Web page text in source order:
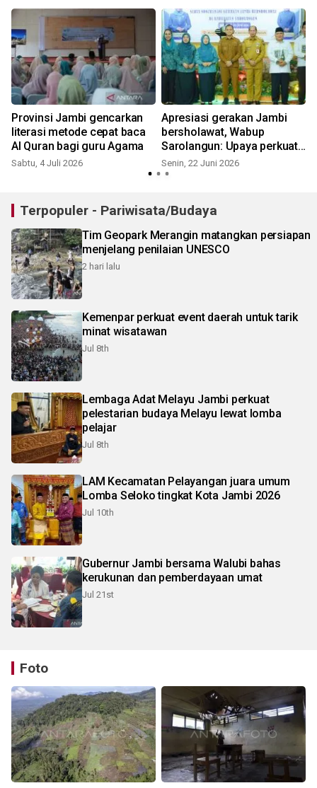
Provinsi Jambi gencarkan
literasi metode cepat baca
Al Quran bagi guru Agama
Sabtu, 4 Juli 2026
Apresiasi gerakan Jambi
bersholawat, Wabup
Sarolangun: Upaya perkuat
nilai keagamaan di
masyarakat
Senin, 22 Juni 2026
Terpopuler - Pariwisata/Budaya
Tim Geopark Merangin matangkan persiapan
menjelang penilaian UNESCO
2 hari lalu
Kemenpar perkuat event daerah untuk tarik
minat wisatawan
Jul 8th
Lembaga Adat Melayu Jambi perkuat
pelestarian budaya Melayu lewat lomba
pelajar
Jul 8th
LAM Kecamatan Pelayangan juara umum
Lomba Seloko tingkat Kota Jambi 2026
Jul 10th
Gubernur Jambi bersama Walubi bahas
kerukunan dan pemberdayaan umat
Jul 21st
Foto